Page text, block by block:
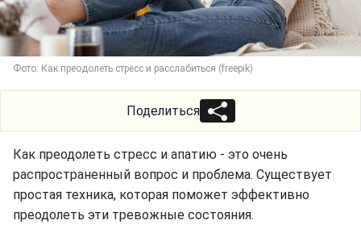
Фото: Как преодолеть стресс и расслабиться (freepik)
Поделиться
Как преодолеть стресс и апатию - это очень
распространенный вопрос и проблема. Существует
простая техника, которая поможет эффективно
преодолеть эти тревожные состояния.